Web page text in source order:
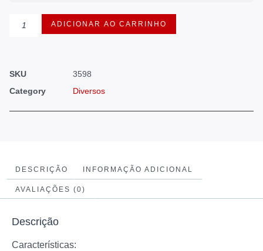
ADICIONAR AO CARRINHO
SKU
3598
Category
Diversos
DESCRIÇÃO INFORMAÇÃO ADICIONAL
AVALIAÇÕES (0)
Descrição
Características: